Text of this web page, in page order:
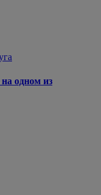
одном из